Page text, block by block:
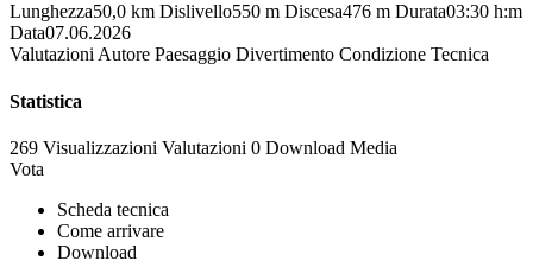
Lunghezza50,0 km Dislivello550 m Discesa476 m Durata03:30 h:m
Data07.06.2026
Valutazioni Autore Paesaggio Divertimento Condizione Tecnica
Statistica
269 Visualizzazioni Valutazioni 0 Download Media
Vota
Scheda tecnica
Come arrivare
Download